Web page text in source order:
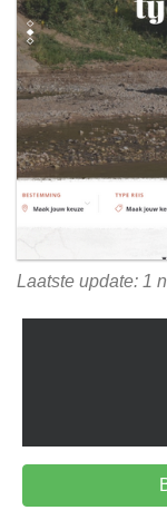
Laatste update: 1